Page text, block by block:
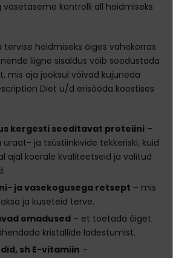
kontrolli all hoidmiseks
hoidmiseks õiges vahekorras
liigne sisaldus võib soodustada
mis aja jooksul võivad kujuneda
Diet u/d erisööda koostises
kergesti seeditavat proteiini –
ja tsüstiinkivide tekkeriski, kuid
ajal koerale kvaliteetseid ja valitud
ja vasekogusega retsept – mis
ja kuseteid terve.
omadused – et toetada õiget
kristallide ladestumist.
sh E-vitamiin –